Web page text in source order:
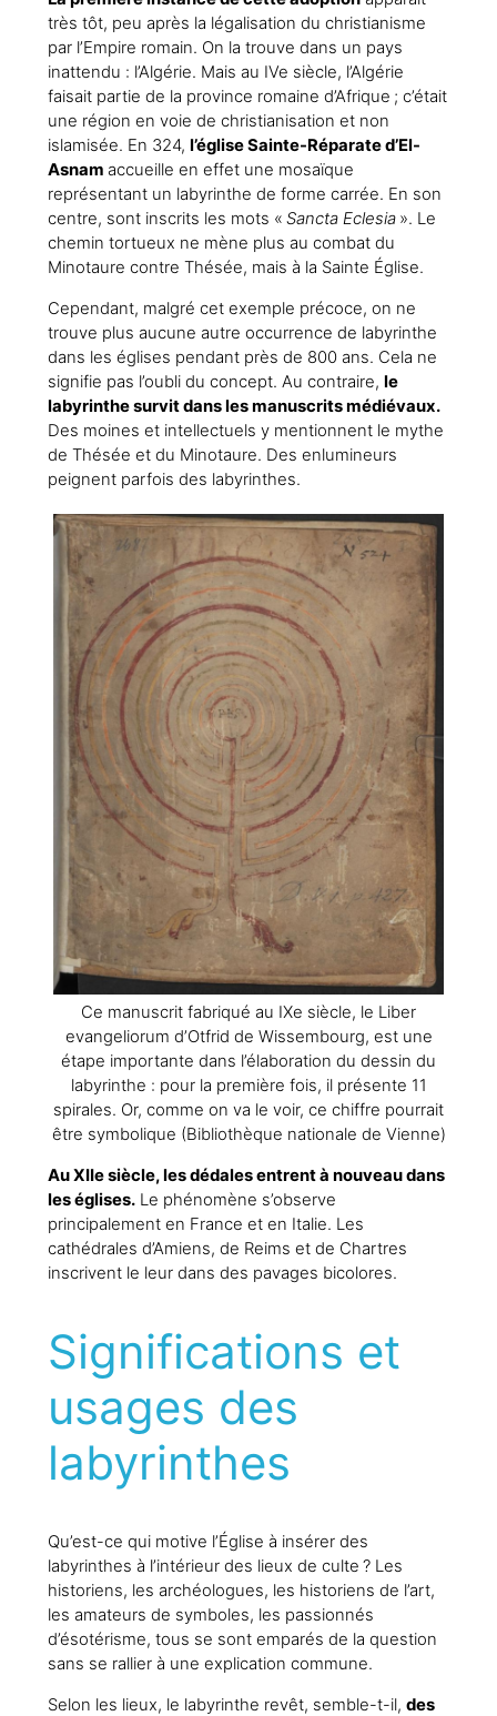
très tôt, peu après la légalisation du christianisme
par l’Empire romain. On la trouve dans un pays
inattendu : l’Algérie. Mais au IVe siècle, l’Algérie
faisait partie de la province romaine d’Afrique ; c’était
une région en voie de christianisation et non
islamisée. En 324, l’église Sainte-Réparate d’El-
Asnam accueille en effet une mosaïque
représentant un labyrinthe de forme carrée. En son
centre, sont inscrits les mots « Sancta Eclesia». Le
chemin tortueux ne mène plus au combat du
Minotaure contre Thésée, mais à la Sainte Église.
Cependant, malgré cet exemple précoce, on ne
trouve plus aucune autre occurrence de labyrinthe
dans les églises pendant près de 800 ans. Cela ne
signifie pas l’oubli du concept. Au contraire, le
labyrinthe survit dans les manuscrits médiévaux.
Des moines et intellectuels y mentionnent le mythe
de Thésée et du Minotaure. Des enlumineurs
peignent parfois des labyrinthes.
Ce manuscrit fabriqué au IXe siècle, le Liber
evangeliorum d’Otfrid de Wissembourg, est une
étape importante dans l’élaboration du dessin du
labyrinthe : pour la première fois, il présente 11
spirales. Or, comme on va le voir, ce chiffre pourrait
être symbolique (Bibliothèque nationale de Vienne)
Au XIIe siècle, les dédales entrent à nouveau dans
les églises.Le phénomène s’observe
principalement en France et en Italie. Les
cathédrales d’Amiens, de Reims et de Chartres
inscrivent le leur dans des pavages bicolores.
Significations et
usages des
labyrinthes
Qu’est-ce qui motive l’Église à insérer des
labyrinthes à l’intérieur des lieux de culte ? Les
historiens, les archéologues, les historiens de l’art,
les amateurs de symboles, les passionnés
d’ésotérisme, tous se sont emparés de la question
sans se rallier à une explication commune.
Selon les lieux, le labyrinthe revêt, semble-t-il, des